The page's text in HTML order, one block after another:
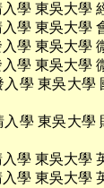
學 東吳大學
學 東吳大學
學 東吳大學
學 東吳大學
入學 東吳大學
入學 東吳大學
學 東吳大學
學 東吳大學